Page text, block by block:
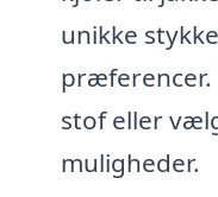
unikke
præferencer.
stof eller
muligheder.